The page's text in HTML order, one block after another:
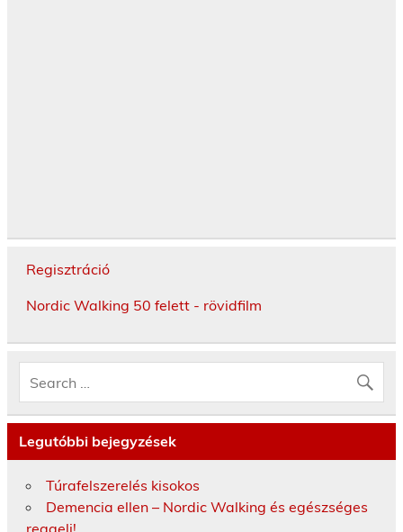
Regisztráció
Nordic Walking 50 felett - rövidfilm
Legutóbbi bejegyzések
Túrafelszerelés kisokos
Demencia ellen – Nordic Walking és egészséges
reggeli!